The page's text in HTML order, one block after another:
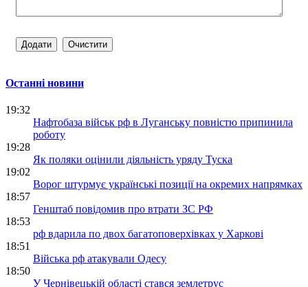
Останні новини
19:32
Нафтобаза військ рф в Луганську повністю припинила
роботу
19:28
Як поляки оцінили діяльність уряду Туска
19:02
Ворог штурмує українські позиції на окремих напрямках
18:57
Генштаб повідомив про втрати ЗС РФ
18:53
рф вдарила по двох багатоповерхівках у Харкові
18:51
Війська рф атакували Одесу
18:50
У Чернівецькій області стався землетрус